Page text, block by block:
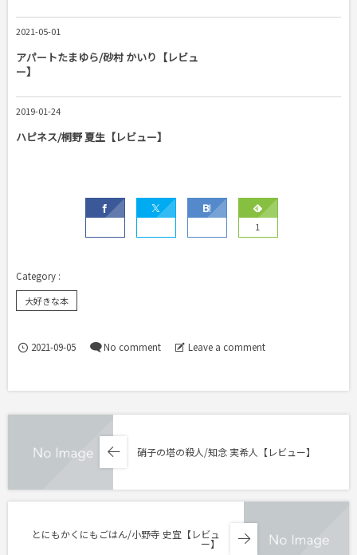
2021-05-01
アパートたまゆら/砂村 かいり【レビュ
ー】
2019-01-24
ハピネス/桐野 夏生【レビュー】
1
大好きな本
2021-09-05 No comment Leave a comment
硝子の塔の殺人/知念 実希人【レビュー】
とにもかくにもごはん/小野寺 史宜【レビュ
ー】